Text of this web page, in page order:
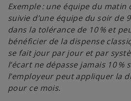
e
t
Exemple : une équipe du matin
suivie d’une équipe du soir de
dans la tolérance de 10 % et
bénéficier de la dispense
se fait jour par jour et par
l’écart ne dépasse jamais 10 %
l’employeur peut appliquer la
pour ce mois.